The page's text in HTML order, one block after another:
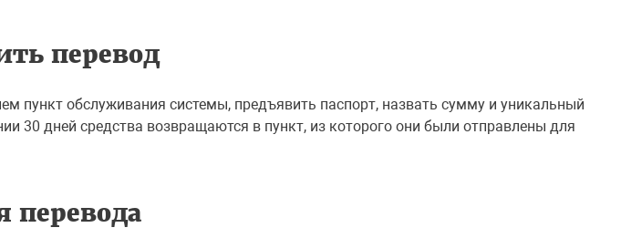
перевод
пункт обслуживания системы, предъявить паспорт, назвать сумму и уникальный
30 дней средства возвращаются в пункт, из которого они были отправлены для
перевода